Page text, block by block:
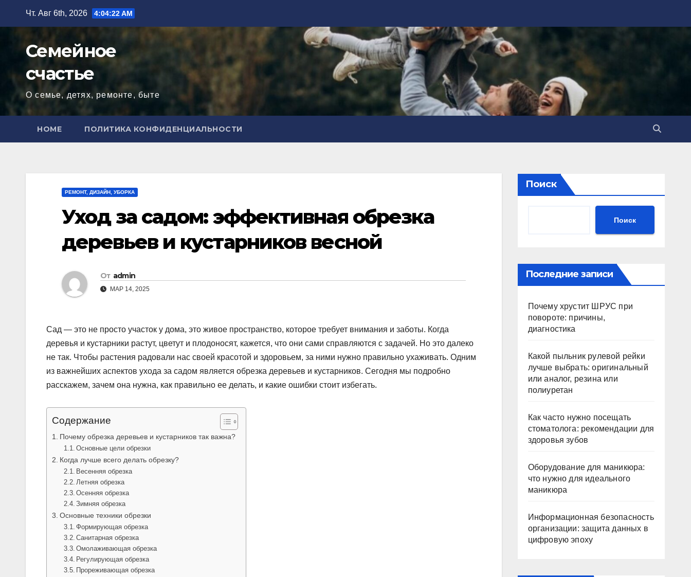
содержимому
Чт. Авг 6th, 2026 4:04:23 AM
Семейное
счастье
О семье, детях, ремонте, быте
HOME ПОЛИТИКА КОНФИДЕНЦИАЛЬНОСТИ
РЕМОНТ, ДИЗАЙН, УБОРКА
Уход за садом: эффективная обрезка
деревьев и кустарников весной
От admin
МАР 14, 2025
Сад — это не просто участок у дома, это живое пространство, которое требует внимания и заботы. Когда
деревья и кустарники растут, цветут и плодоносят, кажется, что они сами справляются с задачей. Но это далеко
не так. Чтобы растения радовали нас своей красотой и здоровьем, за ними нужно правильно ухаживать. Одним
из важнейших аспектов ухода за садом является обрезка деревьев и кустарников. Сегодня мы подробно
расскажем, зачем она нужна, как правильно ее делать, и какие ошибки стоит избегать.
Содержание
Почему обрезка деревьев и кустарников так важна?
Основные цели обрезки
Когда лучше всего делать обрезку?
Весенняя обрезка
Летняя обрезка
Осенняя обрезка
Зимняя обрезка
Основные техники обрезки
Формирующая обрезка
Санитарная обрезка
Омолаживающая обрезка
Регулирующая обрезка
Прореживающая обрезка
Поиск
Поиск
Последние записи
Почему хрустит ШРУС при
повороте: причины,
диагностика
Какой пыльник рулевой рейки
лучше выбрать: оригинальный
или аналог, резина или
полиуретан
Как часто нужно посещать
стоматолога: рекомендации для
здоровья зубов
Оборудование для маникюра:
что нужно для идеального
маникюра
Информационная безопасность
организации: защита данных в
цифровую эпоху